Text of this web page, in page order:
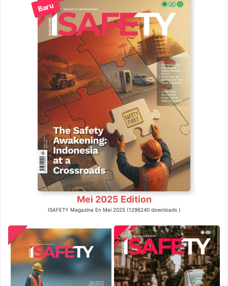
Baru
Mei 2025 Edition
ISAFETY Magazine En Mei 2025 (1296240 downloads )